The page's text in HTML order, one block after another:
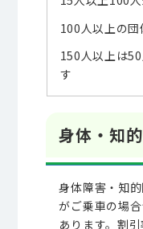
100人以上の
150人以上は
す
身体・知
身体障害・知
がご乗車の場
あります。割